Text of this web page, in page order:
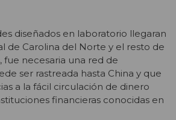
diseñados en laboratorio llegaran
de Carolina del Norte y el resto de
fue necesaria una red de
ser rastreada hasta China y que
a la fácil circulación de dinero
financieras conocidas en